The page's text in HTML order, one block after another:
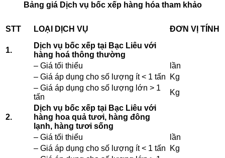
Bảng giá Dịch vụ bốc xếp hàng hóa tham khảo
STT LOẠI DỊCH VỤ ĐƠN VỊ TÍNH
1.
Dịch vụ bốc xếp tại Bạc Liêu với
hàng hoá thông thường
– Giá tối thiểu
lần
– Giá áp dụng cho số lượng ít < 1 tấn
Kg
– Giá áp dụng cho số lượng lớn > 1
tấn
Kg
2.
Dịch vụ bốc xếp tại Bạc Liêu với
hàng hoa quả tươi, hàng đông
lạnh, hàng tươi sống
– Giá tối thiểu
lần
– Giá áp dụng cho số lượng ít < 1 tấn
Kg